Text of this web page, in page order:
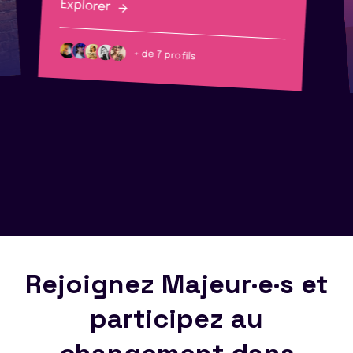
Explorer
+ de 7 profils
Rejoignez Majeur·e·s et
participez au